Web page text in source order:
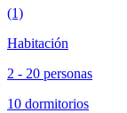
(1)
Habitación
2 - 20 personas
10 dormitorios